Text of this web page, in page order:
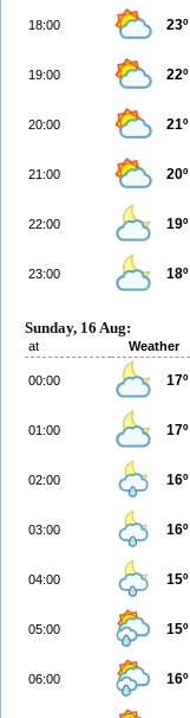
18:00 23º
19:00 22º
20:00 21º
21:00 20º
22:00 19º
23:00 18º
Sunday, 16 Aug:
at Weather
00:00 17º
01:00 17º
02:00 16º
03:00 16º
04:00 15º
05:00 15º
06:00 16º